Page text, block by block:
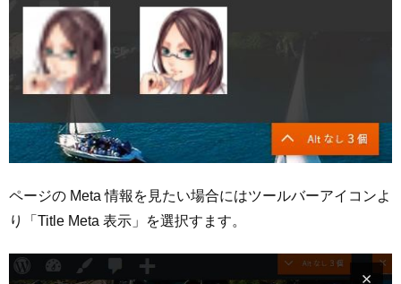
ページの Meta 情報を見たい場合にはツールバーアイコンよ
り「Title Meta 表示」を選択すます。